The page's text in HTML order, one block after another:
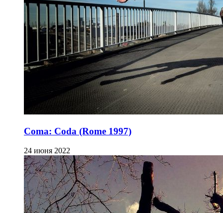
Coma: Coda (Rome 1997)
24 июня 2022